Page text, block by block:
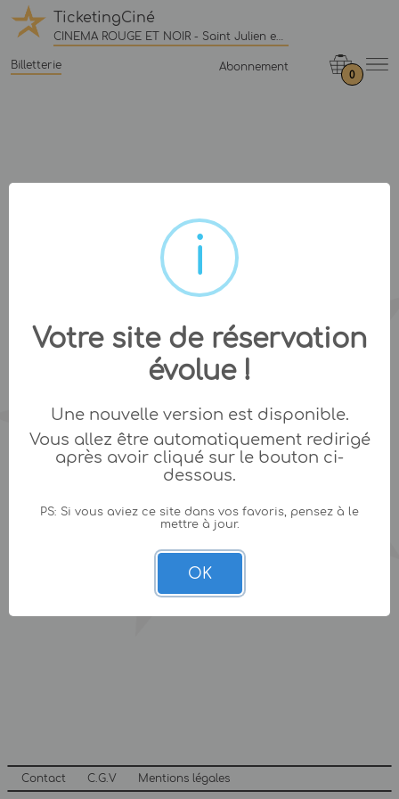
TicketingCiné
CINEMA ROUGE ET NOIR - Saint Julien en Genevois
Billetterie Abonnement
0
Contact C.G.V Mentions légales
Votre site de réservation
évolue !
Une nouvelle version est disponible.
Vous allez être automatiquement redirigé
après avoir cliqué sur le bouton ci-
dessous.
PS: Si vous aviez ce site dans vos favoris, pensez à le
mettre à jour.
OK